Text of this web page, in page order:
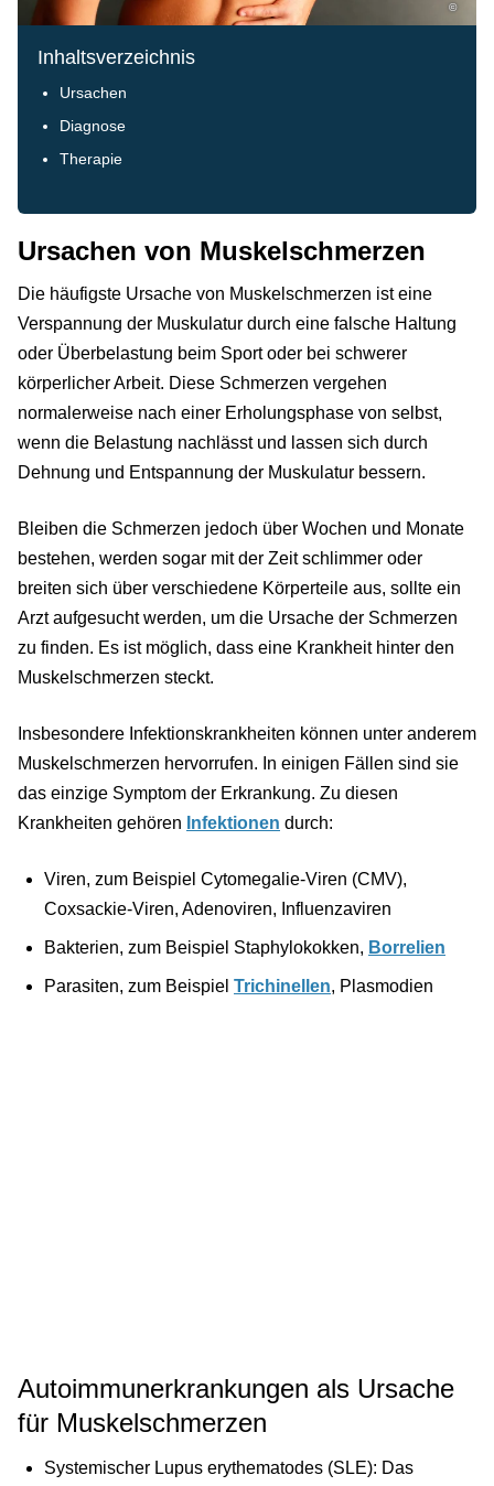
©
Inhaltsverzeichnis
Ursachen
Diagnose
Therapie
Ursachen von Muskelschmerzen
Die häufigste Ursache von Muskelschmerzen ist eine
Verspannung der Muskulatur durch eine falsche Haltung
oder Überbelastung beim Sport oder bei schwerer
körperlicher Arbeit. Diese Schmerzen vergehen
normalerweise nach einer Erholungsphase von selbst,
wenn die Belastung nachlässt und lassen sich durch
Dehnung und Entspannung der Muskulatur bessern.
Bleiben die Schmerzen jedoch über Wochen und Monate
bestehen, werden sogar mit der Zeit schlimmer oder
breiten sich über verschiedene Körperteile aus, sollte ein
Arzt aufgesucht werden, um die Ursache der Schmerzen
zu finden. Es ist möglich, dass eine Krankheit hinter den
Muskelschmerzen steckt.
Insbesondere Infektionskrankheiten können unter anderem
Muskelschmerzen hervorrufen. In einigen Fällen sind sie
das einzige Symptom der Erkrankung. Zu diesen
Krankheiten gehören Infektionen durch:
Viren, zum Beispiel Cytomegalie-Viren (CMV),
Coxsackie-Viren, Adenoviren, Influenzaviren
Bakterien, zum Beispiel Staphylokokken, Borrelien
Parasiten, zum Beispiel Trichinellen, Plasmodien
Autoimmunerkrankungen als Ursache
für Muskelschmerzen
Systemischer Lupus erythematodes (SLE): Das